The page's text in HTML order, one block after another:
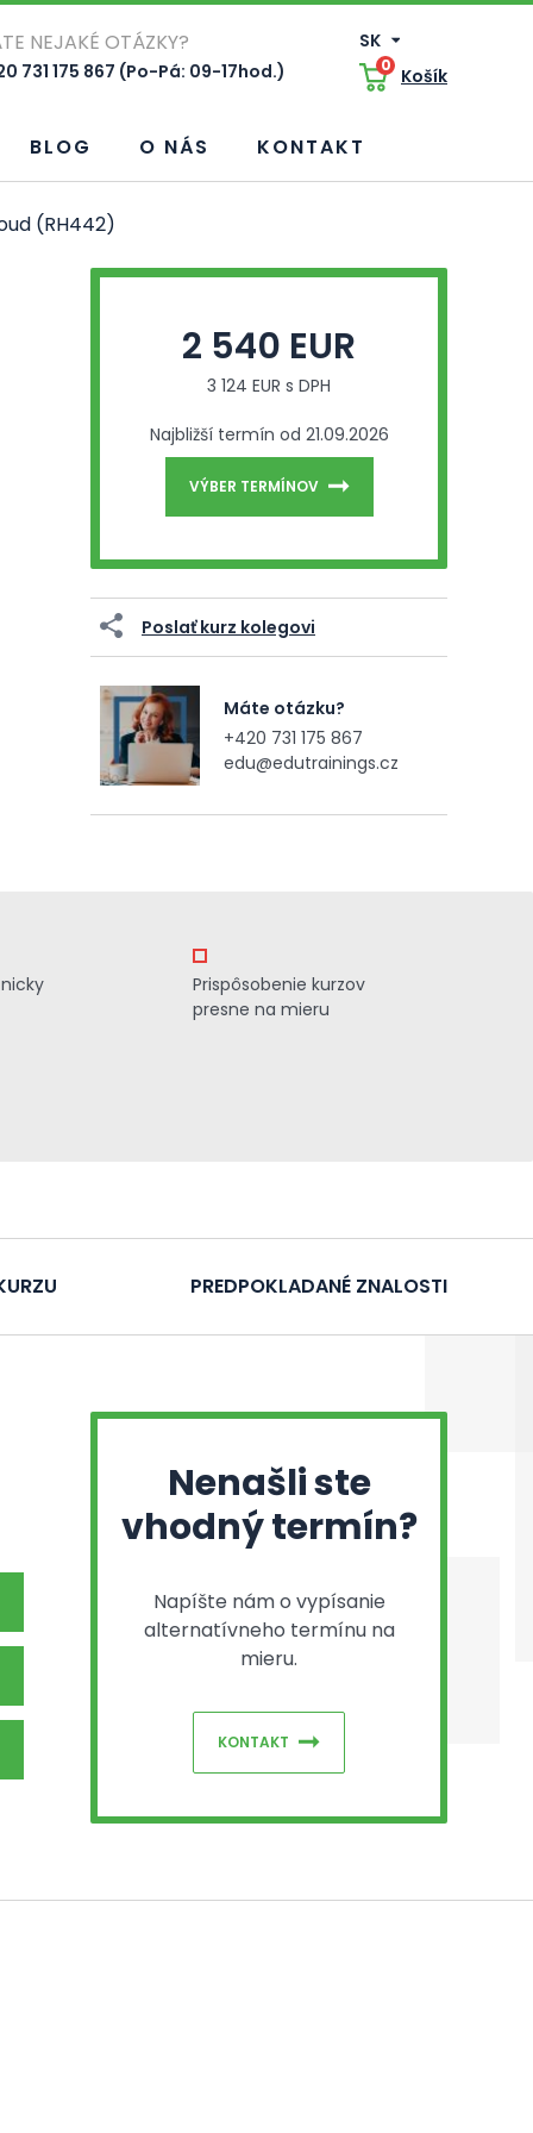
NEJAKÉ OTÁZKY?
731 175 867 (Po-Pá: 09-17hod.)
SK
0 Košík
BLOG O NÁS KONTAKT
(RH442)
2 540 EUR
3 124 EUR s DPH
Najbližší termín od 21.09.2026
VÝBER TERMÍNOV
Poslať kurz kolegovi
Máte otázku?
+420 731 175 867
edu@edutrainings.cz
Prispôsobenie kurzov
presne na mieru
PREDPOKLADANÉ ZNALOSTI
Nenašli ste
vhodný termín?
Napíšte nám o vypísanie
alternatívneho termínu na
mieru.
KONTAKT